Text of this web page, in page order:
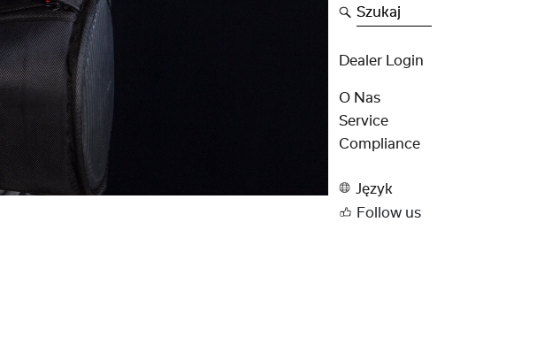
Szukaj
Dealer Login
O Nas
Service
Compliance
Język
Follow us